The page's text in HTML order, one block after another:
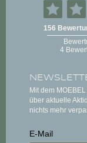
Mit dem
über aktuelle
nichts mehr
E-Mail